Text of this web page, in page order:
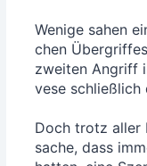
Weni­ge sahen
chen
zwei­ten Angriff
ve­se schließ­lich
Doch trotz aller
sa­che, dass